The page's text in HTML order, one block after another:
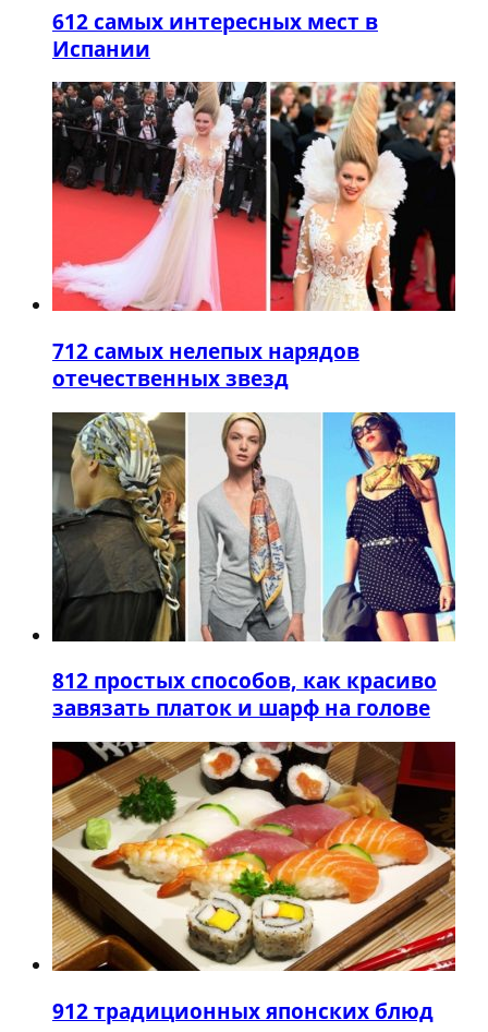
612 самых интересных мест в
Испании
712 самых нелепых нарядов
отечественных звезд
812 простых способов, как красиво
завязать платок и шарф на голове
912 традиционных японских блюд